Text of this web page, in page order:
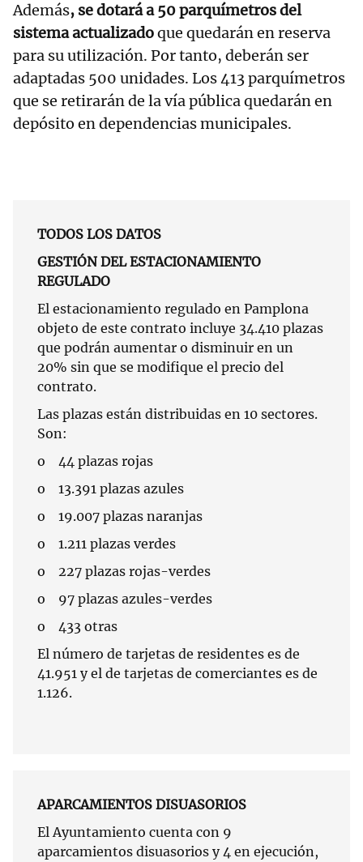
Además, se dotará a 50 parquímetros del
sistema actualizadoque quedarán en reserva
para su utilización. Por tanto, deberán ser
adaptadas 500 unidades. Los 413 parquímetros
que se retirarán de la vía pública quedarán en
depósito en dependencias municipales.
TODOS LOS DATOS
GESTIÓN DEL ESTACIONAMIENTO
REGULADO
El estacionamiento regulado en Pamplona
objeto de este contrato incluye 34.410 plazas
que podrán aumentar o disminuir en un
20% sin que se modifique el precio del
contrato.
Las plazas están distribuidas en 10 sectores.
Son:
o 44 plazas rojas
o 13.391 plazas azules
o 19.007 plazas naranjas
o 1.211 plazas verdes
o 227 plazas rojas-verdes
o 97 plazas azules-verdes
o 433 otras
El número de tarjetas de residentes es de
41.951 y el de tarjetas de comerciantes es de
1.126.
APARCAMIENTOS DISUASORIOS
El Ayuntamiento cuenta con 9
aparcamientos disuasorios y 4 en ejecución,